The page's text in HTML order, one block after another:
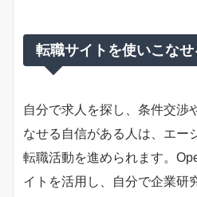
転職サイトを使いこなせ
自分で求人を探し、条件交渉
なせる自信がある人は、エー
転職活動を進められます。
イトを活用し、自分で企業研